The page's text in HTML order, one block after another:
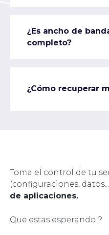
¿Es ancho de
completo?
¿Cómo recuperar
Toma el control de tu
(configuraciones,
de aplicaciones.
Que estas esperando ?